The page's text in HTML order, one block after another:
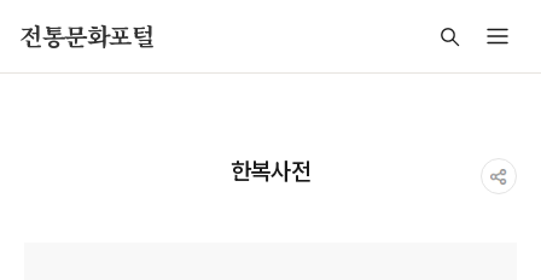
전통문화포털
한복사전